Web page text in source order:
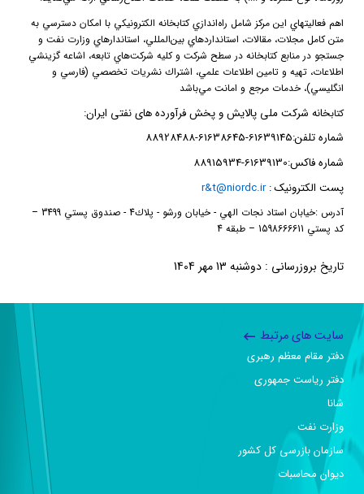
اهم فعاليتهاي اين مركز شامل راه‌اندازي كتابخانه ‌الكترونيكي با امكان دسترسي به
متن كامل مجلات، مقالات، استانداردهاي بين‌المللي، استاندارهاي وزارت نفت و
جستجو در منابع كتابخانه در سطح شركت و كليه شركت‌هاي تابعه، اشاعه گزينشي
اطلاعات، تهيه و تامين اطلاعات علمي، اشتراك نشريات تخصصي (فارسي و
انگليسي)، خدمات مرجع و امانت مي‌باشد
کتابخانه شرکت ملی پالایش و پخش فرآورده های نفتی ایران:
شماره تلفن:61639145-61638645-88928488
شماره فاکس:61639130-88915934
پست الکترونیک r&t@niordc.ir:
آدرس :خيابان استاد نجات الهي - خيابان ورشو - پلاك4 - صندوق پستي 3499
–
كد پستي 1598666611
– طبقه 4
تاریخ بروزرسانی : دوشنبه 13 مهر 1404
سایت های مرتبط
دفتر مقام معظم رهبری
دفتر ریاست جمهوری
شانا
وزارت نفت
سازمان بازرسی کل کشور
دیوان محاسبات